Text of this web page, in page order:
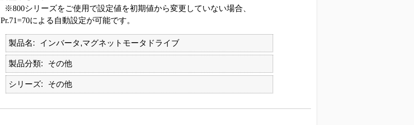
※800シリーズをご使用で設定値を初期値から変更していない場合、
Pr.71=70による自動設定が可能です。
製品名 インバータ,マグネットモータドライブ
製品分類 その他
シリーズ その他